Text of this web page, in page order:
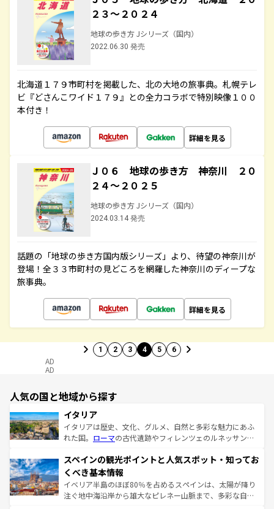
２３～２０２４
地球の歩き方 Jシリーズ（国内）
2022.06.30 発売
北海道１７９市町村を掲載した、北の大地の旅事典。札幌テレ
ビ『どさんこワイド１７９』との全力コラボで特別映像１００
本付き！
詳細を見る
Ｊ０６ 地球の歩き方 神奈川 ２０
２４～２０２５
地球の歩き方 Jシリーズ（国内）
2024.03.14 発売
話題の「地球の歩き方国内版シリーズ」より、待望の神奈川が
登場！全３３市町村の見どころを網羅した神奈川のディープな
旅事典。
詳細を見る
1 2 3 4 5 6
AD
AD
人気の国と地域から探す
イタリア
イタリアは歴史、文化、グルメ、自然と多彩な魅力にあふ
れた国。 ローマの古代遺跡やフィレンツェのルネッサンス
ろん、トスカーナの美しい田園風景やアマルフィ海岸の絶
景など、自然景観も見逃せない。観光の合間には、本場の
ピザやパスタなど、絶品のイタリア料理を堪能することも
できる。朝目覚めてから夜眠るまで、すべての瞬間を楽し
スペインの観光ポイントと人気スポット・知ってお
くべき基本情報
イベリア半島のほぼ80％を占めるスペインは、太陽が降り
注ぐ地中海沿岸から雄大なピレネー山脈まで、多彩な自然